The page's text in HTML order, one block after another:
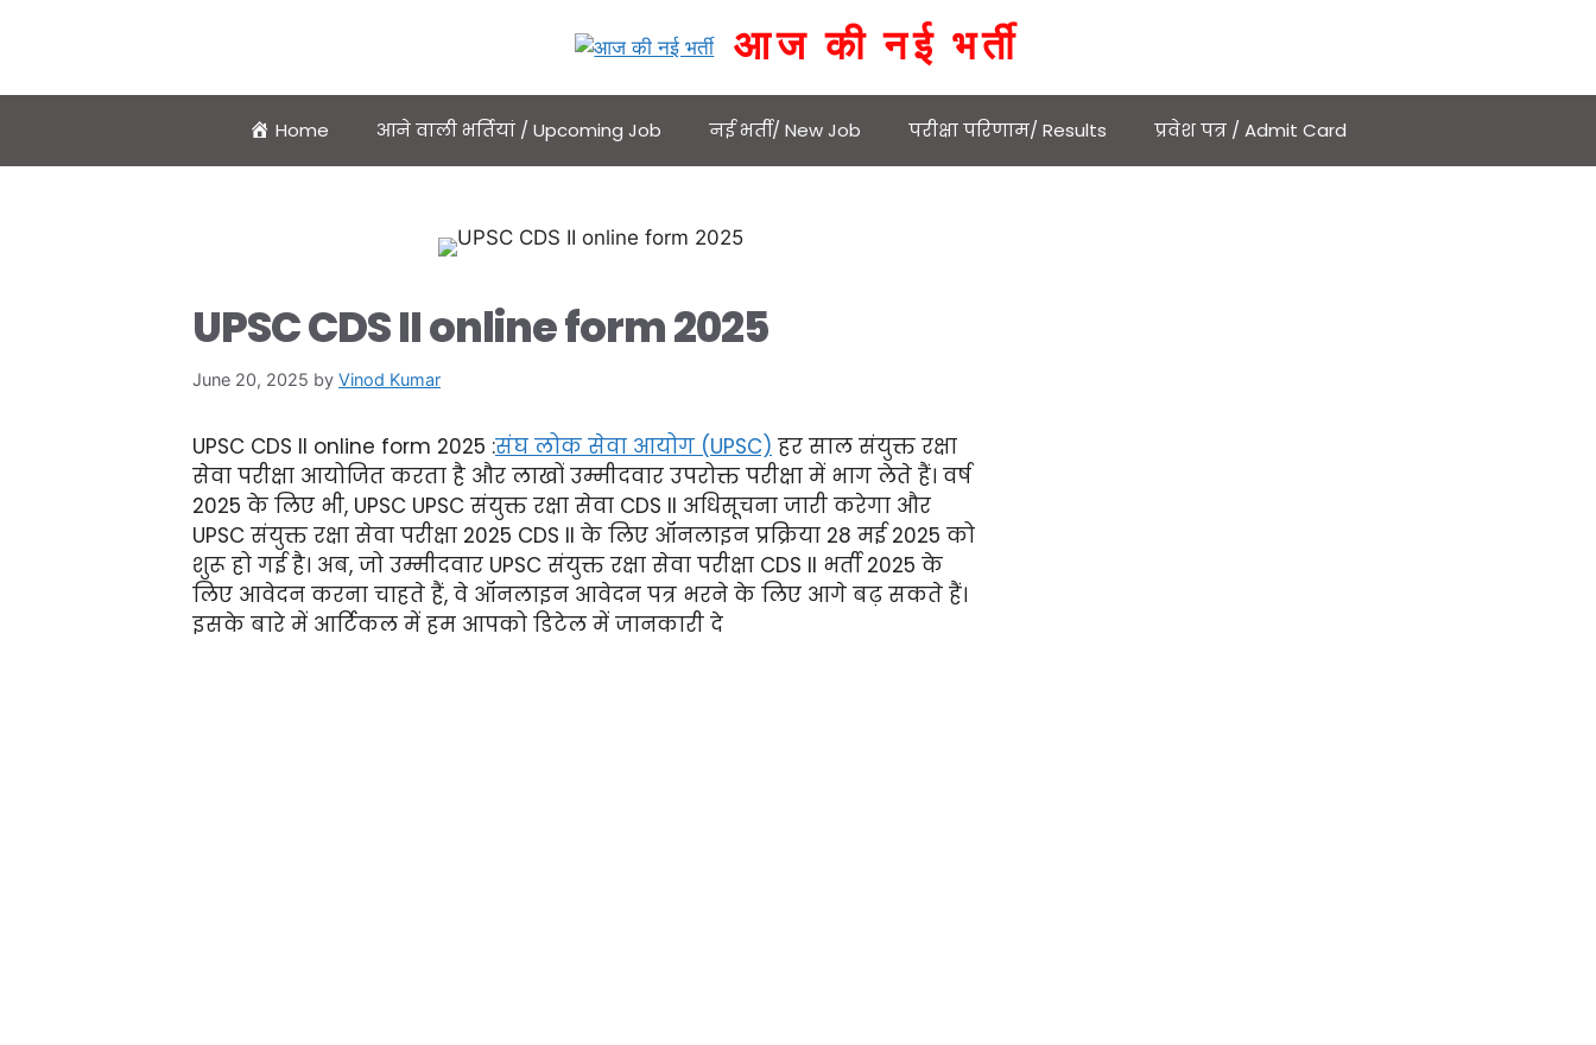
आज की नई भर्ती
Home आने वाली भर्तियां / Upcoming Job नई भर्ती/ New Job परीक्षा परिणाम/ Results प्रवेश पत्र / Admit Card
UPSC CDS II online form 2025
June 20, 2025 by Vinod Kumar
UPSC CDS II online form 2025 :संघ लोक सेवा आयोग (UPSC) हर साल संयुक्त रक्षा
सेवा परीक्षा आयोजित करता है और लाखों उम्मीदवार उपरोक्त परीक्षा में भाग लेते हैं। वर्ष
2025 के लिए भी, UPSC UPSC संयुक्त रक्षा सेवा CDS II अधिसूचना जारी करेगा और
UPSC संयुक्त रक्षा सेवा परीक्षा 2025 CDS II के लिए ऑनलाइन प्रक्रिया 28 मई 2025 को
शुरू हो गई है। अब, जो उम्मीदवार UPSC संयुक्त रक्षा सेवा परीक्षा CDS II भर्ती 2025 के
लिए आवेदन करना चाहते हैं, वे ऑनलाइन आवेदन पत्र भरने के लिए आगे बढ़ सकते हैं।
इसके बारे में आर्टिकल में हम आपको डिटेल में जानकारी दे